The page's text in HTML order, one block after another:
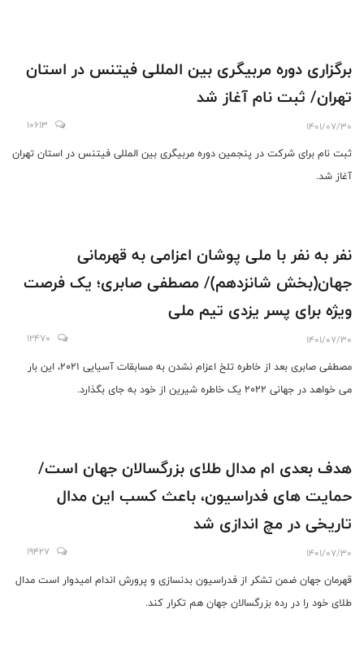
برگزاری دوره مربیگری بین المللی فیتنس در استان
تهران/ ثبت نام آغاز شد
1401/07/30
10613
ثبت نام برای شرکت در پنجمین دوره مربیگری بین المللی فیتنس در استان تهران
آغاز شد.
نفر به نفر با ملی پوشان اعزامی به قهرمانی
جهان(بخش شانزدهم)/ مصطفی صابری؛ یک فرصت
ویژه برای پسر یزدی تیم ملی
1401/07/30
12470
مصطفی صابری بعد از خاطره تلخ اعزام نشدن به مسابقات آسیایی 2021، این بار
می خواهد در جهانی 2022 یک خاطره شیرین از خود به جای بگذارد.
هدف بعدی ام مدال طلای بزرگسالان جهان است/
حمایت های فدراسیون، باعث کسب این مدال
تاریخی در مچ اندازی شد
1401/07/30
19427
قهرمان جهان ضمن تشکر از فدراسیون بدنسازی و پرورش اندام امیدوار است مدال
طلای خود را در رده بزرگسالان جهان هم تکرار کند.